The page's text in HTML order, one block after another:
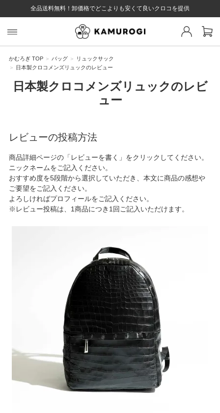
全品送料無料！卸価格でどこよりも安くて良いクロコを提供
ト 様
イン 会員登録 マイページ お気に入り
ーワード #キーワードキーワード #キーワ #キー
ディース
全て
かむろぎ TOP バッグ
リュックサック
日本製クロコメンズリュックのレビュー
日本製クロコメンズリュックのレビ
ュー
レビューの投稿方法
商品詳細ページの「レビューを書く」をクリックしてください。
ニックネームをご記入ください。
おすすめ度を5段階から選択していただき、本文に商品の感想や
ご要望をご記入ください。
よろしければプロフィールをご記入ください。
※レビュー投稿は、1商品につき1回ご記入いただけます。